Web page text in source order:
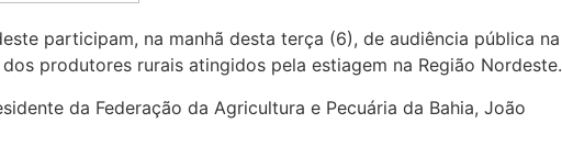
participam, na manhã desta terça (6), de audiência pública na
produtores rurais atingidos pela estiagem na Região Nordeste.
da Federação da Agricultura e Pecuária da Bahia, João